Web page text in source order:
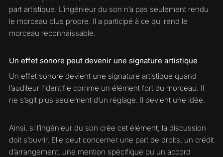
part artistique. L’ingénieur du son n’a pas seulement rendu
le morceau plus propre. Il a participé à ce qui rend le
morceau reconnaissable.
Un effet sonore peut devenir une signature artistique
Un effet sonore devient une signature artistique quand
l’auditeur l’identifie comme un élément fort du morceau. Il
ne s’agit plus seulement d’un réglage. Il devient une idée.
Ainsi, si l’ingénieur du son crée cet élément, la discussion
doit s’ouvrir. Elle peut concerner une part de droits, un crédit
d’arrangement, une mention spécifique ou un accord